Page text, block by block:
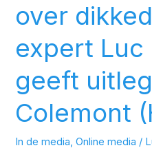
over
expert Luc
geeft
Colemont
In de media ,Online media /
(HLN)